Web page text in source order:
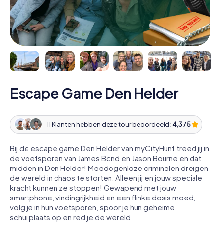
Escape Game Den Helder
11 Klanten hebben deze tour beoordeeld: 4,3 / 5
Bij de escape game Den Helder van myCityHunt treed jij in
de voetsporen van James Bond en Jason Bourne en dat
midden in Den Helder! Meedogenloze criminelen dreigen
de wereld in chaos te storten. Alleen jij en jouw speciale
kracht kunnen ze stoppen! Gewapend met jouw
smartphone, vindingrijkheid en een flinke dosis moed,
volg je in hun voetsporen, spoor je hun geheime
schuilplaats op en red je de wereld.